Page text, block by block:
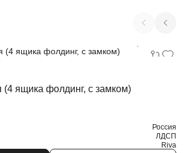
(4 ящика фолдинг, с замком)
Россия
ЛДСП
Riva